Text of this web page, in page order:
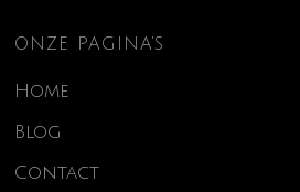
ONZE PAGINA’S
Home
Blog
Contact